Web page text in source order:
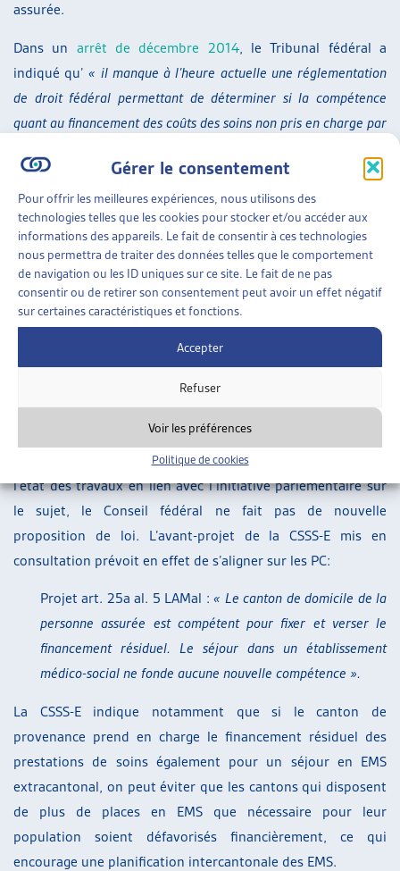
Gérer le consentement
Pour offrir les meilleures expériences, nous utilisons des
technologies telles que les cookies pour stocker et/ou accéder aux
informations des appareils. Le fait de consentir à ces technologies
nous permettra de traiter des données telles que le comportement
de navigation ou les ID uniques sur ce site. Le fait de ne pas
consentir ou de retirer son consentement peut avoir un effet négatif
sur certaines caractéristiques et fonctions.
Accepter
Refuser
Voir les préférences
Politique de cookies
assurée.
Dans un arrêt de décembre 2014, le Tribunal fédéral a
indiqué qu’« il manque à l’heure actuelle une réglementation
de droit fédéral permettant de déterminer si la compétence
quant au financement des coûts des soins non pris en charge par
domicile (à l’instar du droit applicable en matière de prestations
complémentaires et d’aide sociale) ou si l’entrée dans un home
ou dans un établissement médico-social (valant création d’un
nouveau domicile) entraîne la compétence en matière de
financement résiduel du canton où se situe l’établissement »
Tribunal fédéral a alors indiqué que« jusqu’à l’entrée en
vigueur d’une réglementation de droit fédéral, la compétence
en matière de financement résiduel dans les rapports
intercantonaux se détermine selon le principe du domicile »
Dans son rapport, le Conseil fédéral indique qu’une solution
analogue aux PC garantirait plus de clarté. Etant donné
l’état des travaux en lien avec l’initiative parlementaire sur
le sujet, le Conseil fédéral ne fait pas de nouvelle
proposition de loi. L’avant-projet de la CSSS-E mis en
consultation prévoit en effet de s’aligner sur les PC:
Projet art. 25a al. 5 LAMal :« Le canton de domicile de la
personne assurée est compétent pour fixer et verser le
financement résiduel. Le séjour dans un établissement
médico-social ne fonde aucune nouvelle compétence ».
La CSSS-E indique notamment que si le canton de
provenance prend en charge le financement résiduel des
prestations de soins également pour un séjour en EMS
extracantonal, on peut éviter que les cantons qui disposent
de plus de places en EMS que nécessaire pour leur
population soient défavorisés financièrement, ce qui
encourage une planification intercantonale des EMS.